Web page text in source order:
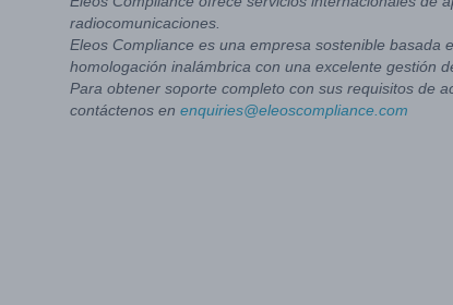
radiocomunicaciones.
Eleos Compliance es una empresa sostenible basada
homologación inalámbrica con una excelente gestión
Para obtener soporte completo con sus requisitos de
contáctenos en enquiries@eleoscompliance.com